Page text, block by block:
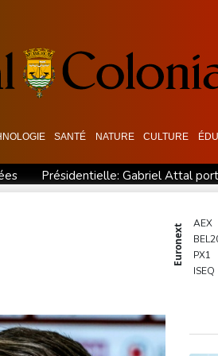
SANTÉ NATURE CULTURE
Présidentielle: Gabriel Attal
Colombie: le président de la
De la Espriella, un millionnaire pro-
Au Porge, sinistré par le mégafeu,
Euronext AEX
PX1
ISEQ